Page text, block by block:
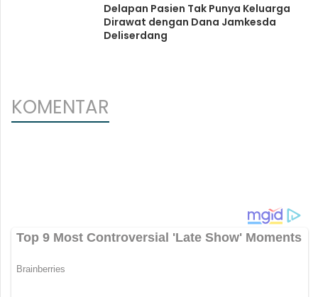
Delapan Pasien Tak Punya Keluarga
Dirawat dengan Dana Jamkesda
Deliserdang
KOMENTAR